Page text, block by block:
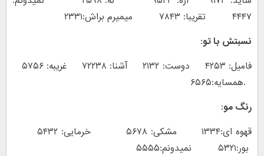
۴۴۴۷ تقریبا: ۷۸۴۳ میمیرم براش:۲۳۳۱
نسبتش با تو:
.همسایه:۶۵۶۵
رنگ مو:
بور:۵۳۲۱ نمیدونم:۵۵۵۵